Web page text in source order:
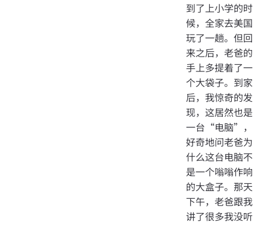
到了上小学的时
候，全家去美国
玩了一趟。但回
来之后，老爸的
手上多提着了一
个大袋子。到家
后，我惊奇的发
现，这居然也是
一台“电脑”，
好奇地问老爸为
什么这台电脑不
是一个嗡嗡作响
的大盒子。那天
下午，老爸跟我
讲了很多我没听